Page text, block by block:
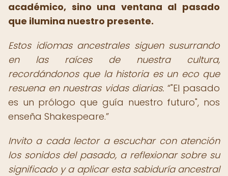
académico, sino una ventana al pasado
que ilumina nuestro presente.
Estos idiomas ancestrales siguen susurrando
en las raíces de nuestra cultura,
recordándonos que la historia es un eco que
resuena en nuestras vidas diarias. "El pasado
es un prólogo que guía nuestro futuro", nos
enseña Shakespeare.
Invito a cada lector a escuchar con atención
los sonidos del pasado, a reflexionar sobre su
significado y a aplicar esta sabiduría ancestral